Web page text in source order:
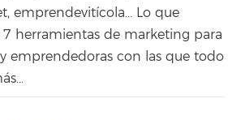
emprendevitícola… Lo que
7 herramientas de marketing para
emprendedoras con las que todo